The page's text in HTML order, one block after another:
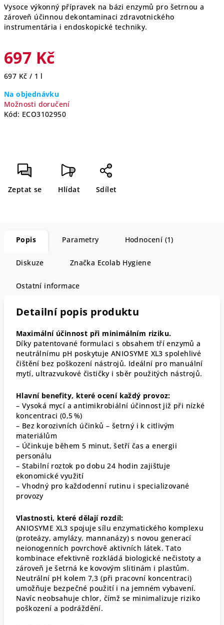
Vysoce výkonný přípravek na bázi enzymů pro šetrnou a
zároveň účinnou dekontaminaci zdravotnického
instrumentária i endoskopické techniky.
697 Kč
Měrná
697 Kč / 1 l
Na objednávku
Možnosti doručení
Kód: ECO3102950
Zeptat se Hlídat Sdílet
Popis Parametry Hodnocení (1)
Diskuze Značka Ecolab Hygiene
Ostatní informace
Detailní popis produktu
Maximální účinnost při minimálním riziku.
Díky patentované formulaci s obsahem tří enzymů a
neutrálnímu pH poskytuje ANIOSYME XL3 spolehlivé
čištění bez poškození nástrojů. Ideální pro manuální
mytí, ultrazvukové čističky i sběr použitých nástrojů.
Hlavní benefity, které ocení každý provoz:
– Vysoká mycí a antimikrobiální účinnost již při nízké
koncentraci (0,5 %)
– Bez korozivních účinků – šetrný i k citlivým
materiálům
– Účinkuje během 5 minut, šetří čas a energii
personálu
– Stabilní roztok po dobu 24 hodin zajišťuje
ekonomické využití
– Vhodný pro každodenní rutinu i specializované
provozy
Vlastnosti, které dělají rozdíl:
ANIOSYME XL3 spojuje sílu enzymatického komplexu
(proteázy, amylázy, mannanázy) s novou generací
neionogenních povrchově aktivních látek. Tato
kombinace efektivně rozkládá biologické nečistoty a
zároveň je šetrná ke kovovým slitinám i plastům.
Neutrální pH kolem 7,3 (při pracovní koncentraci)
umožňuje bezpečné použití i na jemném vybavení.
Navíc neobsahuje chlor, čímž se minimalizuje riziko
poškození a podráždění.